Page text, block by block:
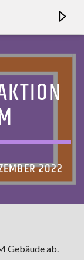
2022
Gebäude ab.